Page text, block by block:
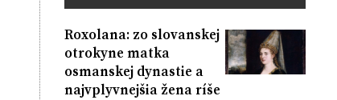
Roxolana: zo slovanskej
otrokyne matka
osmanskej dynastie a
najvplyvnejšia žena ríše